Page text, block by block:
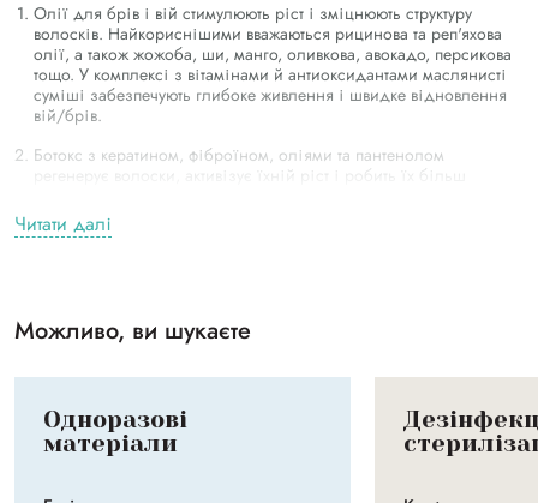
Олії для брів і вій стимулюють ріст і зміцнюють структуру
волосків. Найкориснішими вважаються рицинова та реп'яхова
олії, а також жожоба, ши, манго, оливкова, авокадо, персикова
тощо. У комплексі з вітамінами й антиоксидантами маслянисті
суміші забезпечують глибоке живлення і швидке відновлення
вій/брів.
Ботокс з кератином, фіброїном, оліями та пантенолом
Воски для брів утримують волоски в потрібному положенні, а
PLEX і натуральні олії. Така комбінація забезпечує
Захисний крем гарантує комплексний захист шкіри навколо
очей під час фарбування та інших brow/lash процедур.
Маски для брів повертають сяйво, здоров'я і відновлюють після
Читати далі
Можливо, ви шукаєте
Одноразові
матеріали